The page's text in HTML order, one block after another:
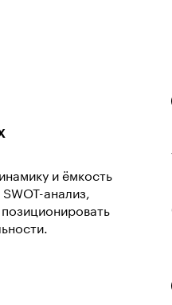
и ёмкость
анализ,